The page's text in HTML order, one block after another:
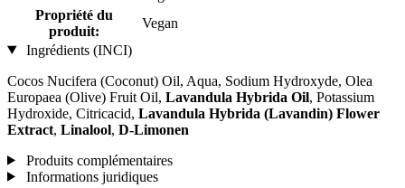
Propriété du
produit:
Vegan
Ingrédients (INCI)
Cocos Nucifera (Coconut) Oil, Aqua, Sodium Hydroxyde, Olea
Europaea (Olive) Fruit Oil, Lavandula Hybrida Oil, Potassium
Hydroxide, Citricacid, Lavandula Hybrida (Lavandin) Flower
Extract, Linalool, D-Limonen
Produits complémentaires
Informations juridiques